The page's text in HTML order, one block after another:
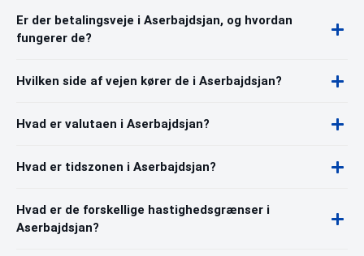
Er der betalingsveje i Aserbajdsjan, og hvordan
fungerer de?
Hvilken side af vejen kører de i Aserbajdsjan?
Hvad er valutaen i Aserbajdsjan?
Hvad er tidszonen i Aserbajdsjan?
Hvad er de forskellige hastighedsgrænser i
Aserbajdsjan?